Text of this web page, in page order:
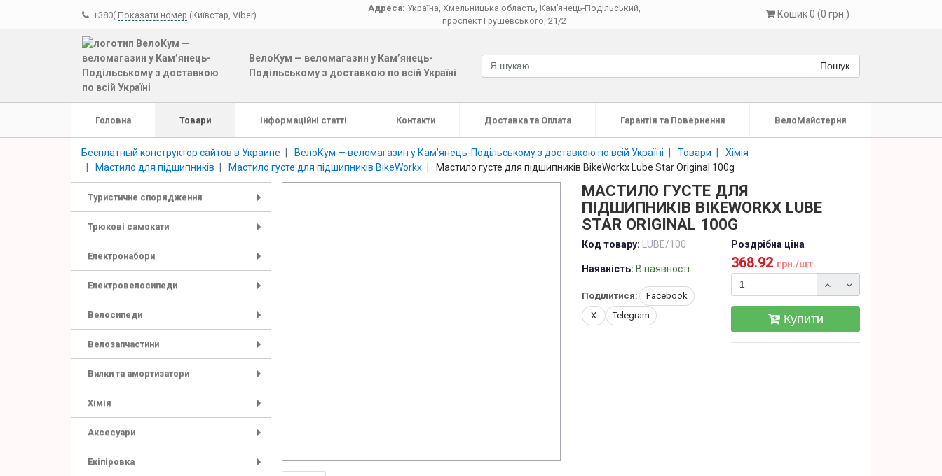
+380( Показати номер (Київстар, Viber)
Адреса: Україна Хмельницька область Кам’янець-Подільський
проспект Грушевського, 21/2
Кошик 0 (0 грн.)
ВелоКум — веломагазин у Кам’янець-
Подільському з доставкою по всій Україні
Пошук
Головна Товари Інформаційні статті Контакти Доставка та Оплата Гарантія та Повернення ВелоМайстерня
Бесплатный конструктор сайтов в Украине ВелоКум — веломагазин у Кам’янець-Подільському з доставкою по всій Україні Товари
Хімія
Мастило для підшипників
Мастило густе для підшипників BikeWorkx Мастило густе для підшипників BikeWorkx Lube Star Original 100g
Туристичне спорядження
Трюкові самокати
Електронабори
Електровелосипеди
Велосипеди
Велозапчастини
Вилки та амортизатори
Хімія
Аксесуари
Екіпіровка
МАСТИЛО ГУСТЕ ДЛЯ
ПІДШИПНИКІВ BIKEWORKX LUBE
STAR ORIGINAL 100G
Код товару: LUBE/100
Наявність: В наявності
Поділитися:
Facebook
X
Telegram
Роздрібна ціна
368.92 грн./шт.
Купити